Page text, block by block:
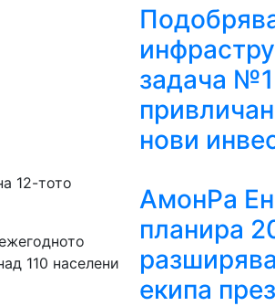
12-тото
110 населени
задача №1
нови
АмонРа
планира
екипа